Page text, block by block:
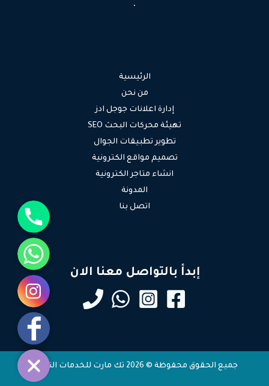
.
الرئيسية
من نحن
إدارة اعلانات جوجل ادز
تهيئة محركات البحث SEO
تطوير تطبيقات الجوال
تصميم مواقع الكترونية
انشاء متاجر الكترونية
المدونة
اتصل بنا
إبدأ بالتواصل معنا الان
جميع الحقوق محفوظة © 2026 تك مارت للخدمات التقنية
جوال
واتساب
انستقرام
فيسبوك